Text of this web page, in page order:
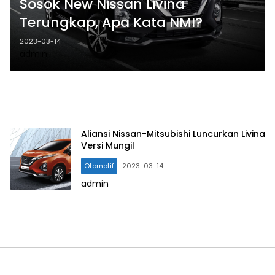
Sosok New Nissan Livina
Terungkap, Apa Kata NMI?
2023-03-14
Aliansi Nissan-Mitsubishi Luncurkan Livina
Versi Mungil
Otomotif 2023-03-14
admin